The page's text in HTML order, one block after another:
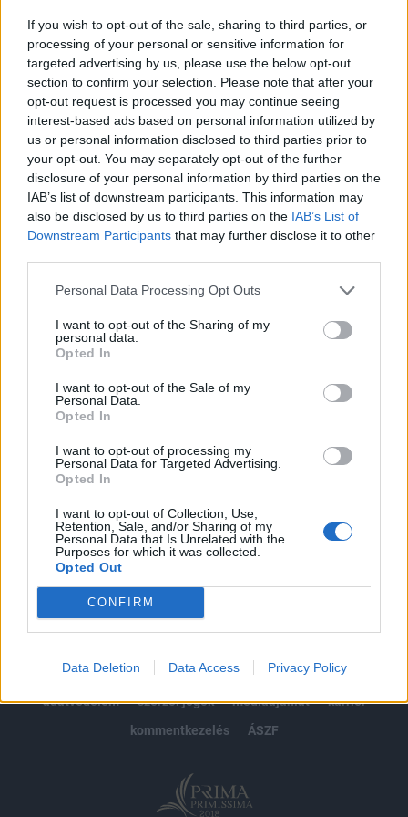
If you wish to opt-out of the sale, sharing to third parties, or
processing of your personal or sensitive information for
targeted advertising by us, please use the below opt-out
section to confirm your selection. Please note that after your
opt-out request is processed you may continue seeing
interest-based ads based on personal information utilized by
us or personal information disclosed to third parties prior to
your opt-out. You may separately opt-out of the further
disclosure of your personal information by third parties on the
IAB’s list of downstream participants. This information may
also be disclosed by us to third parties on the IAB’s List of
Downstream Participants that may further disclose it to other
Personal Data Processing Opt Outs
I want to opt-out of the Sharing of my
personal data.
Opted In
I want to opt-out of the Sale of my
Personal Data.
Opted In
I want to opt-out of processing my
Personal Data for Targeted Advertising.
Opted In
I want to opt-out of Collection, Use,
Retention, Sale, and/or Sharing of my
Personal Data that Is Unrelated with the
Purposes for which it was collected.
Opted Out
CONFIRM
Data Deletion Data Access Privacy Policy
A koronavírus-járvány rendkívüli helyzetet teremtett a
világban és Magyarországon is. Az utazási- és egyéb
szolgáltató szektorok bedőlése, a vásárlási szokások
megváltozása a Bónusz Brigádot is nehéz helyzetbe hozta.
A jubileumát ünneplő cég feladata, hogy új alapokra
helyezve folytassa működését. Mivel ez időbe telik, ezért
továbbra is kérik felhasználóik...
KEDVES OLVASÓNK!
A keresett cikk a portfolio.hu hírarchívumához
tartozik, melynek olvasása előfizetéses
regisztrációhoz kötött.
Az előfizetés a következőket tartalmazza:
Portfolio.hu teljes cikkarchívum
Kötéslisták: BÉT elmúlt 2 év napon belüli
kötéslistái
impresszum
jogi nyilatkozat
süti beállítások
adatvédelem
szerzői jogok médiaajánlat
karrier
kommentkezelés
ÁSZF